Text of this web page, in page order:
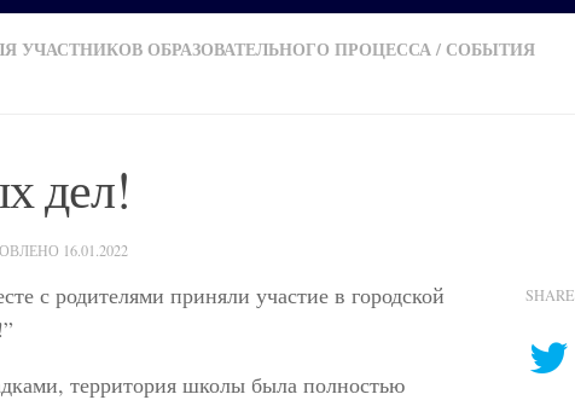
УЧАСТНИКОВ ОБРАЗОВАТЕЛЬНОГО ПРОЦЕССА/СОБЫТИЯ
дел!
16.01.2022
с родителями приняли участие в городской
территория школы была полностью
SHARE